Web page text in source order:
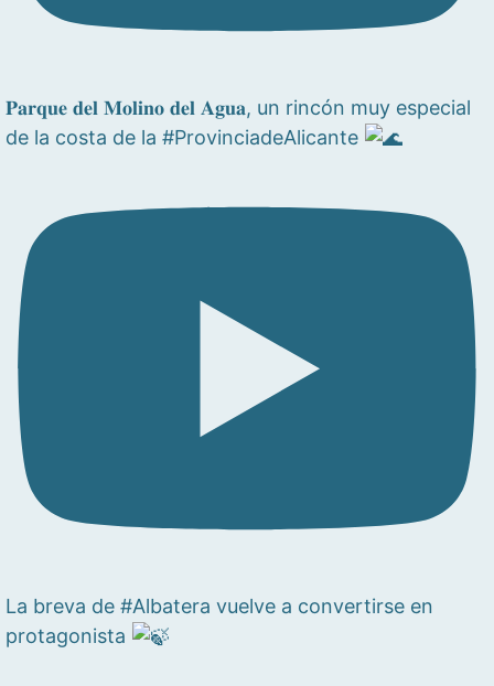
𝐏𝐚𝐫𝐪𝐮𝐞 𝐝𝐞𝐥 𝐌𝐨𝐥𝐢𝐧𝐨 𝐝𝐞𝐥 𝐀𝐠𝐮𝐚, un rincón muy especial
de la costa de la #ProvinciadeAlicante
La breva de #Albatera vuelve a convertirse en
protagonista